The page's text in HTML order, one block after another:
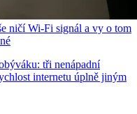
ničí Wi-Fi signál a vy o tom
tři nenápadní
internetu úplně jiným